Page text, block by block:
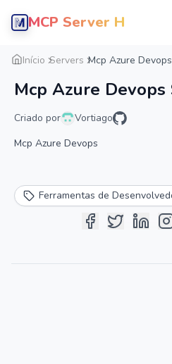
MCP Server Hub
Início Servers Mcp Azure
Mcp Azure
Criado por
Vortiago
Mcp Azure Devops
Ferramentas de
Visão geral Detalhe